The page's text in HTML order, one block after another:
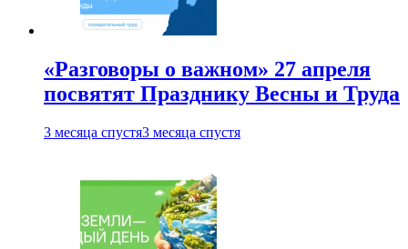
«Разговоры о важном» 27 апреля
посвятят Празднику Весны и Труда
3 месяца спустя3 месяца спустя